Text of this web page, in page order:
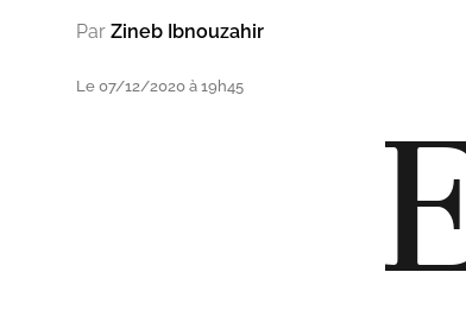
Par Zineb Ibnouzahir
Le 07/12/2020 à 19h45